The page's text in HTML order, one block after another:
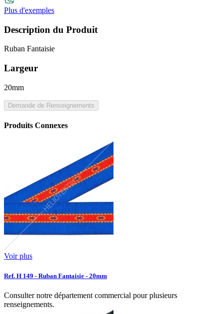
Plus d'exemples
Description du Produit
Ruban Fantaisie
Largeur
20mm
Demande de Renseignements
Produits Connexes
Voir plus
Ref. H 149 - Ruban Fantaisie - 20mm
Consulter notre département commercial pour plusieurs
renseignements.